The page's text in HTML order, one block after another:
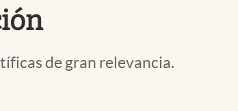
de gran relevancia.